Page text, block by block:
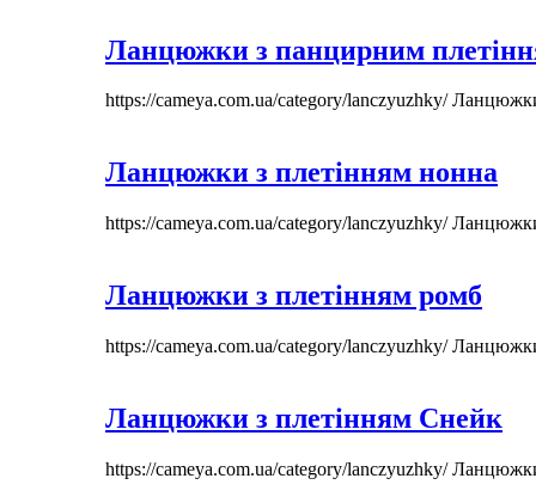
Ланцюжки з панцирним
https://cameya.com.ua/category/lanczyuzhky/
Ланцюжки з плетінням нонна
https://cameya.com.ua/category/lanczyuzhky/
Ланцюжки з плетінням ромб
https://cameya.com.ua/category/lanczyuzhky/
Ланцюжки з плетінням Снейк
https://cameya.com.ua/category/lanczyuzhky/